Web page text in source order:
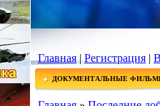
Главная|Регистрация |
ДОКУМЕНТАЛЬНЫЕ